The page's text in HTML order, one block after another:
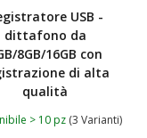
USB -
dittafono da
8GB/16GB con
di alta
qualità
> 10 pz (3 Varianti)